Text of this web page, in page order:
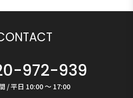
972-939
/ 平日 10:00 〜 17:00